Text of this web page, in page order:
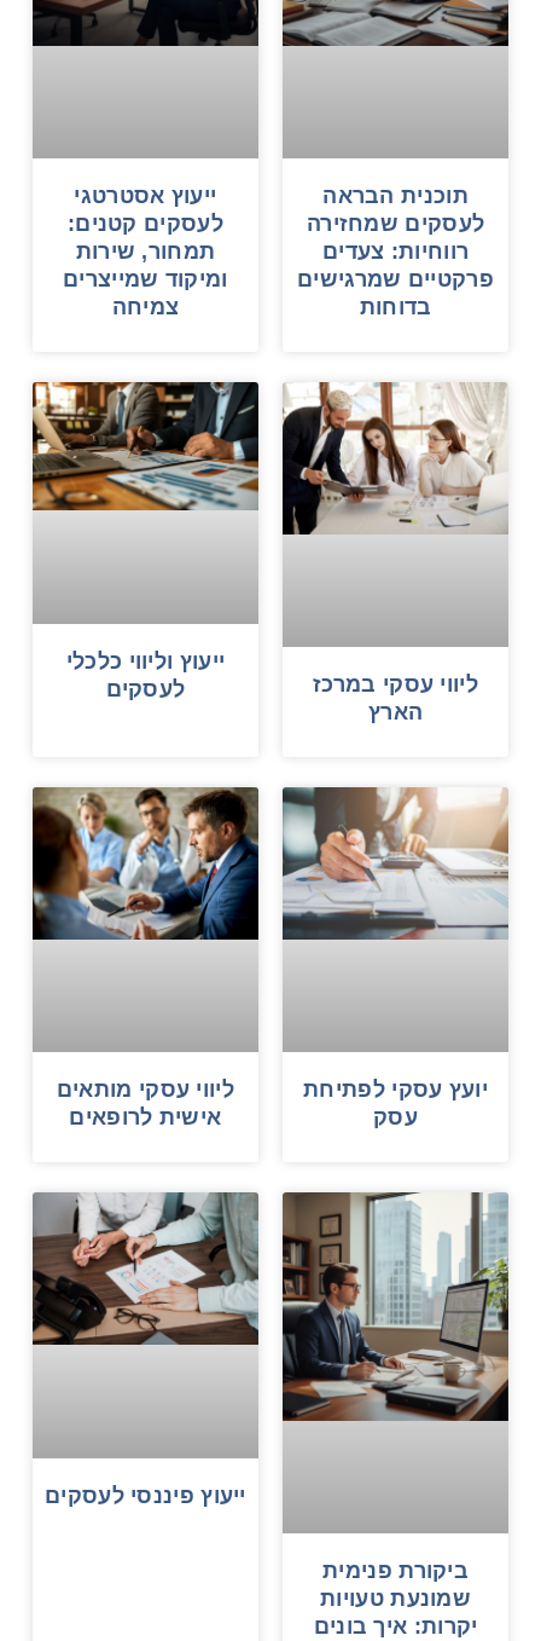
תוכנית הבראה
לעסקים שמחזירה
רווחיות: צעדים
פרקטיים שמרגישים
בדוחות
ייעוץ אסטרטגי
לעסקים קטנים:
תמחור, שירות
ומיקוד שמייצרים
צמיחה
ליווי עסקי במרכז
הארץ
ייעוץ וליווי כלכלי
לעסקים
יועץ עסקי לפתיחת
עסק
ליווי עסקי מותאים
אישית לרופאים
ביקורת פנימית
שמונעת טעויות
יקרות: איך בונים
ייעוץ פיננסי לעסקים